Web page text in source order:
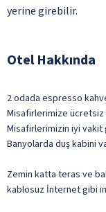
yerine girebilir.
Otel Hakkında
2 odada espresso
Misafirlerimize ücretsiz
Misafirlerimizin iyi vakit
Banyolarda duş kabini
Zemin katta teras ve
kablosuz İnternet gibi